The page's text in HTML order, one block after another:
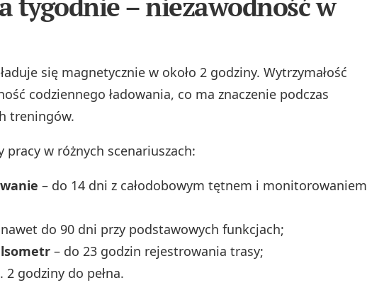
tygodnie – niezawodność w
ładuje się magnetycznie w około 2 godziny. Wytrzymałość
codziennego ładowania, co ma znaczenie podczas
treningów.
pracy w różnych scenariuszach:
– do 14 dni z całodobowym tętnem i monitorowaniem
do 90 dni przy podstawowych funkcjach;
– do 23 godzin rejestrowania trasy;
2 godziny do pełna.